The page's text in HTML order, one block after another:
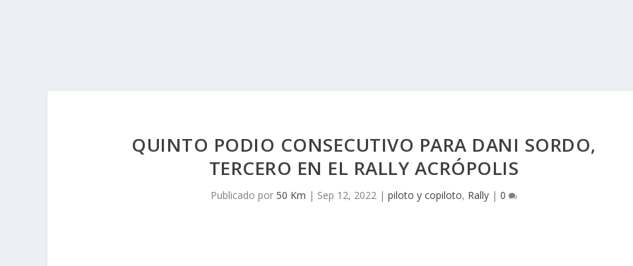
QUINTO PODIO CONSECUTIVO PARA DANI SORDO,
TERCERO EN EL RALLY ACRÓPOLIS
Publicado por 50 Km | Sep 12, 2022| piloto y copiloto, Rally| 0